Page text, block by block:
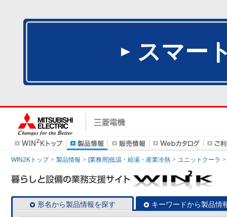
スマー
WIN2Kトップ 製品情報 [業務用]低温・給湯・産業冷熱 ユニットクーラ
形名から製品情報を探す キーワードから製品情